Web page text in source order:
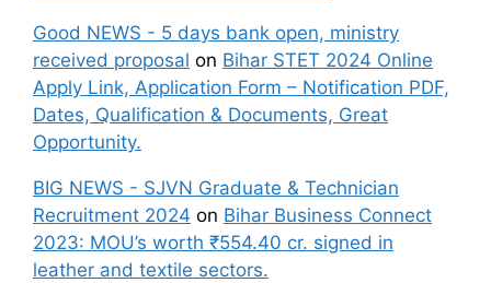
Good NEWS - 5 days bank open, ministry
received proposal on Bihar STET 2024 Online
Apply Link, Application Form – Notification PDF,
Dates, Qualification & Documents, Great
Opportunity.
BIG NEWS - SJVN Graduate & Technician
Recruitment 2024 on Bihar Business Connect
2023: MOU’s worth ₹554.40 cr. signed in
leather and textile sectors.